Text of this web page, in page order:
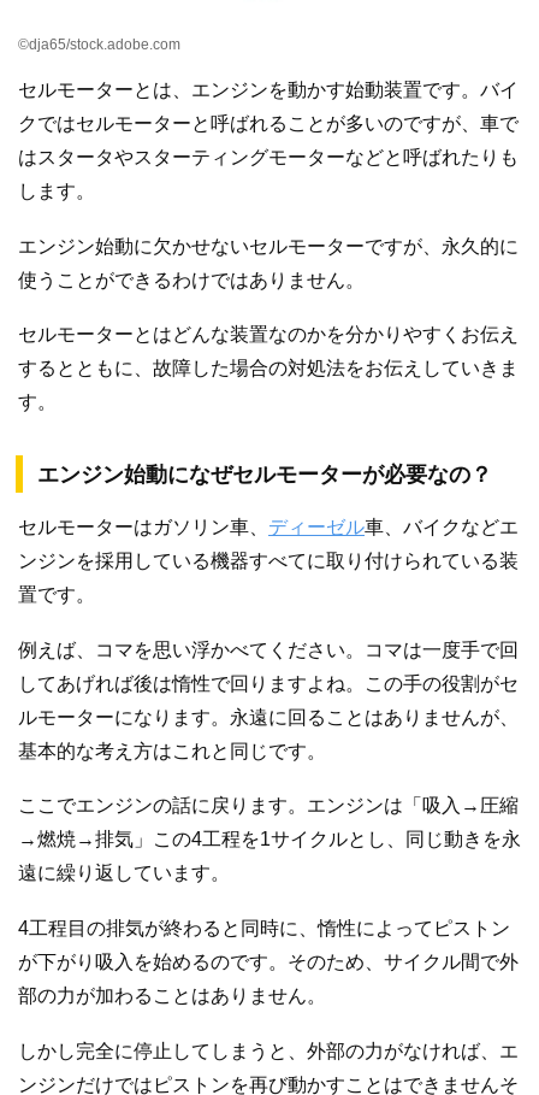
©dja65/stock.adobe.com
セルモーターとは、エンジンを動かす始動装置です。バイ
クではセルモーターと呼ばれることが多いのですが、車で
はスタータやスターティングモーターなどと呼ばれたりも
します。
エンジン始動に欠かせないセルモーターですが、永久的に
使うことができるわけではありません。
セルモーターとはどんな装置なのかを分かりやすくお伝え
するとともに、故障した場合の対処法をお伝えしていきま
す。
エンジン始動になぜセルモーターが必要なの？
セルモーターはガソリン車、 ディーゼル車、バイクなどエ
ンジンを採用している機器すべてに取り付けられている装
置です。
例えば、コマを思い浮かべてください。コマは一度手で回
してあげれば後は惰性で回りますよね。この手の役割がセ
ルモーターになります。永遠に回ることはありませんが、
基本的な考え方はこれと同じです。
ここでエンジンの話に戻ります。エンジンは「吸入→圧縮
→燃焼→排気」この4工程を1サイクルとし、同じ動きを永
遠に繰り返しています。
4工程目の排気が終わると同時に、惰性によってピストン
が下がり吸入を始めるのです。そのため、サイクル間で外
部の力が加わることはありません。
しかし完全に停止してしまうと、外部の力がなければ、エ
ンジンだけではピストンを再び動かすことはできませんそ